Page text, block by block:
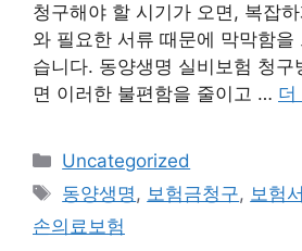
청구해야 할 시기가 오면, 복잡
와 필요한 서류 때문에 막막함을
습니다. 동양생명 실비보험 청구
면 이러한 불편함을 줄이고 … 더
카
테
리
Uncategorized
태
그
동양생명, 보험금청구, 보험
손의료보험